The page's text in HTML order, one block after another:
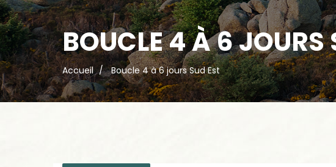
BOUCLE 4 À 6 JOURS
Accueil Boucle 4 à 6 jours Sud Est